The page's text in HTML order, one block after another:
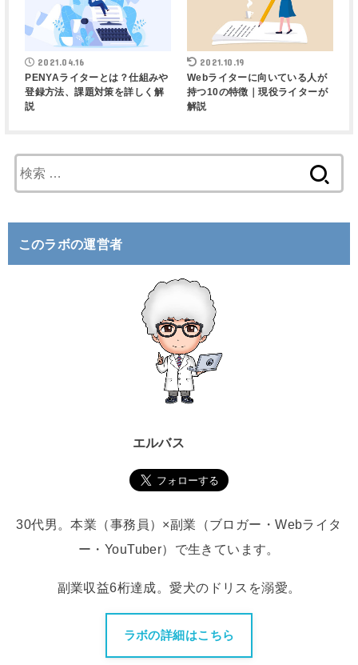
2021.04.16
PENYAライターとは？仕組みや
登録方法、課題対策を詳しく解
説
2021.10.19
Webライターに向いている人が
持つ10の特徴｜現役ライターが
解説
索
このラボの運営者
エルバス
30代男。本業（事務員）×副業（ブロガー・Webライタ
ー・YouTuber）で生きています。
副業収益6桁達成。愛犬のドリスを溺愛。
ラボの詳細はこちら